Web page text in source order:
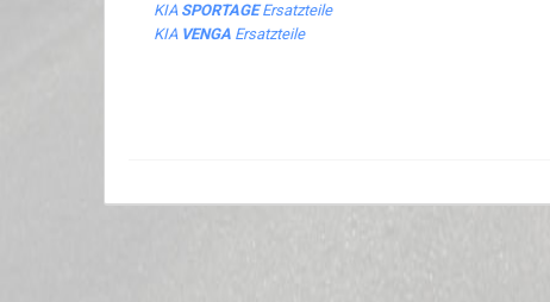
KIA SPORTAGEErsatzteile
KIA VENGA Ersatzteile